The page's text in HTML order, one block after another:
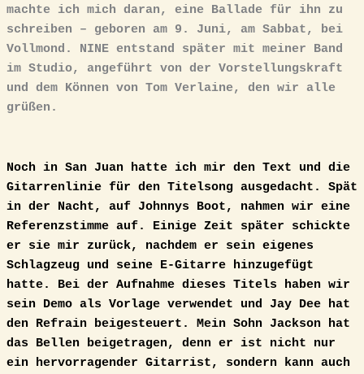
machte ich mich daran, eine Ballade für ihn zu
schreiben – geboren am 9. Juni, am Sabbat, bei
Vollmond. NINE entstand später mit meiner Band
im Studio, angeführt von der Vorstellungskraft
und dem Können von Tom Verlaine, den wir alle
grüßen.
Noch in San Juan hatte ich mir den Text und die
Gitarrenlinie für den Titelsong ausgedacht. Spät
in der Nacht, auf Johnnys Boot, nahmen wir eine
Referenzstimme auf. Einige Zeit später schickte
er sie mir zurück, nachdem er sein eigenes
Schlagzeug und seine E-Gitarre hinzugefügt
hatte. Bei der Aufnahme dieses Titels haben wir
sein Demo als Vorlage verwendet und Jay Dee hat
den Refrain beigesteuert. Mein Sohn Jackson hat
das Bellen beigetragen, denn er ist nicht nur
ein hervorragender Gitarrist, sondern kann auch